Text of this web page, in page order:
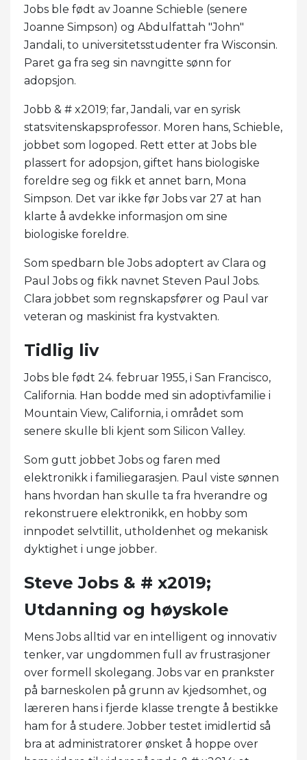
Jobs ble født av Joanne Schieble (senere
Joanne Simpson) og Abdulfattah "John"
Jandali, to universitetsstudenter fra Wisconsin.
Paret ga fra seg sin navngitte sønn for
adopsjon.
Jobb & # x2019; far, Jandali, var en syrisk
statsvitenskapsprofessor. Moren hans, Schieble,
jobbet som logoped. Rett etter at Jobs ble
plassert for adopsjon, giftet hans biologiske
foreldre seg og fikk et annet barn, Mona
Simpson. Det var ikke før Jobs var 27 at han
klarte å avdekke informasjon om sine
biologiske foreldre.
Som spedbarn ble Jobs adoptert av Clara og
Paul Jobs og fikk navnet Steven Paul Jobs.
Clara jobbet som regnskapsfører og Paul var
veteran og maskinist fra kystvakten.
Tidlig liv
Jobs ble født 24. februar 1955, i San Francisco,
California. Han bodde med sin adoptivfamilie i
Mountain View, California, i området som
senere skulle bli kjent som Silicon Valley.
Som gutt jobbet Jobs og faren med
elektronikk i familiegarasjen. Paul viste sønnen
hans hvordan han skulle ta fra hverandre og
rekonstruere elektronikk, en hobby som
innpodet selvtillit, utholdenhet og mekanisk
dyktighet i unge jobber.
Steve Jobs & # x2019;
Utdanning og høyskole
Mens Jobs alltid var en intelligent og innovativ
tenker, var ungdommen full av frustrasjoner
over formell skolegang. Jobs var en prankster
på barneskolen på grunn av kjedsomhet, og
læreren hans i fjerde klasse trengte å bestikke
ham for å studere. Jobber testet imidlertid så
bra at administratorer ønsket å hoppe over